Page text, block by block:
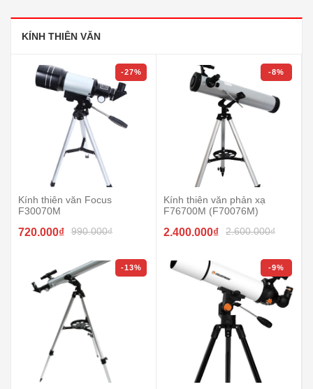
KÍNH THIÊN VĂN
-27%
Kính thiên văn Focus
F30070M
720.000₫ 990.000₫
-13%
-8%
Kính thiên văn phản xạ
F76700M (F70076M)
2.400.000₫ 2.600.000₫
-9%